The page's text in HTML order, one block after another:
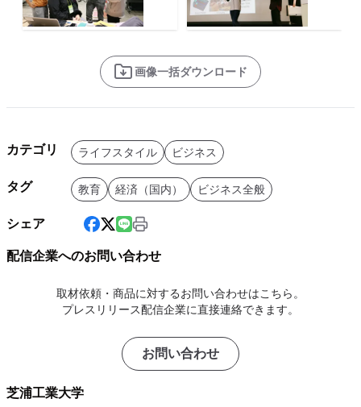
画像一括ダウンロード
カテゴリ ライフスタイル ビジネス
タグ 教育 経済（国内） ビジネス全般
シェア
配信企業へのお問い合わせ
取材依頼・商品に対するお問い合わせはこちら。
プレスリリース配信企業に直接連絡できます。
お問い合わせ
芝浦工業大学